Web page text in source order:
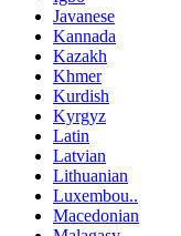
Javanese
Kannada
Kazakh
Khmer
Kurdish
Kyrgyz
Latin
Latvian
Lithuanian
Luxembou..
Macedonian